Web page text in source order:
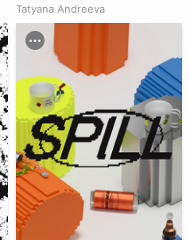
Tatyana Andreeva